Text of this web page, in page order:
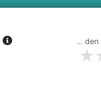
... den